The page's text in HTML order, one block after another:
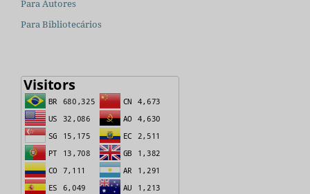
Para Autores
Para Bibliotecários